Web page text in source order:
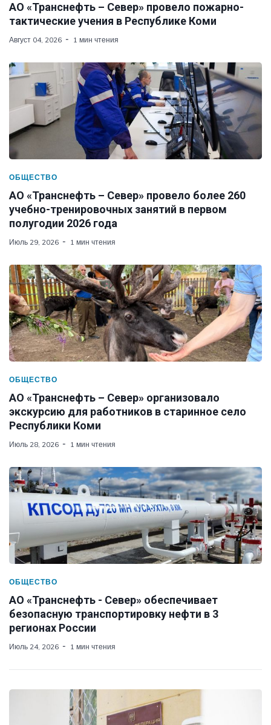
АО «Транснефть – Север» провело пожарно-
тактические учения в Республике Коми
Август 04, 2026 1 мин чтения
ОБЩЕСТВО
АО «Транснефть – Север» провело более 260
учебно-тренировочных занятий в первом
полугодии 2026 года
Июль 29, 2026 1 мин чтения
ОБЩЕСТВО
АО «Транснефть – Север» организовало
экскурсию для работников в старинное село
Республики Коми
Июль 28, 2026 1 мин чтения
ОБЩЕСТВО
АО «Транснефть - Север» обеспечивает
безопасную транспортировку нефти в 3
регионах России
Июль 24, 2026 1 мин чтения